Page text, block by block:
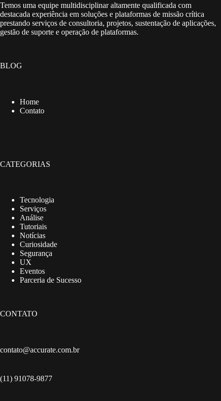
Temos uma equipe multidisciplinar altamente qualificada com
destacada experiência em soluções e plataformas de missão crítica
prestando serviços de consultoria, projetos, sustentação de aplicações,
gestão de suporte e operação de plataformas.
BLOG
Home
Contato
CATEGORIAS
Tecnologia
Serviços
Análise
Tutoriais
Notícias
Curiosidade
Segurança
UX
Eventos
Parceria de Sucesso
CONTATO
contato@accurate.com.br
(11) 91078-9877